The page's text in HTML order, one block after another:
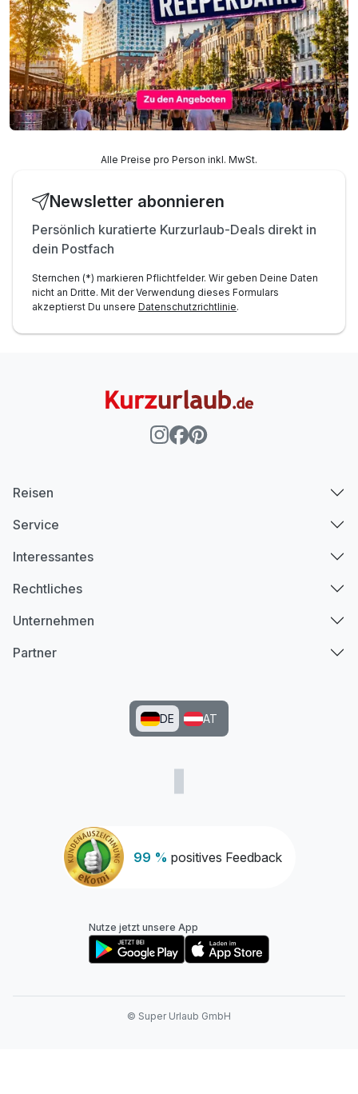
Alle Preise pro Person inkl. MwSt.
Newsletter abonnieren
Persönlich kuratierte Kurzurlaub-Deals direkt in
dein Postfach
Sternchen (*) markieren Pflichtfelder. Wir geben Deine Daten
nicht an Dritte. Mit der Verwendung dieses Formulars
akzeptierst Du unsere Datenschutzrichtlinie.
99 % positives Feedback
Reisen
Service
Interessantes
Rechtliches
Unternehmen
Partner
DE AT
Nutze jetzt unsere App
© Super Urlaub GmbH